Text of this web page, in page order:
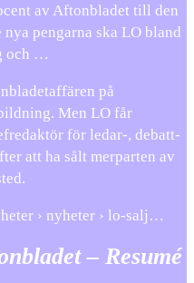
av Aftonbladet till den
pengarna ska LO bland
och …
på
Men LO får
för ledar-, debatt-
att ha sålt merparten av
› nyheter › lo-salj…
– Resumé